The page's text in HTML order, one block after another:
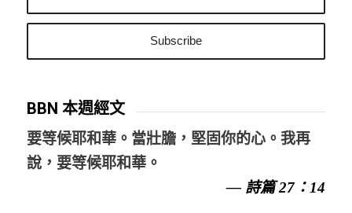
BBN 本週經文
要等候耶和華。當壯膽，堅固你的心。我再
說，要等候耶和華。
— 詩篇 27：14